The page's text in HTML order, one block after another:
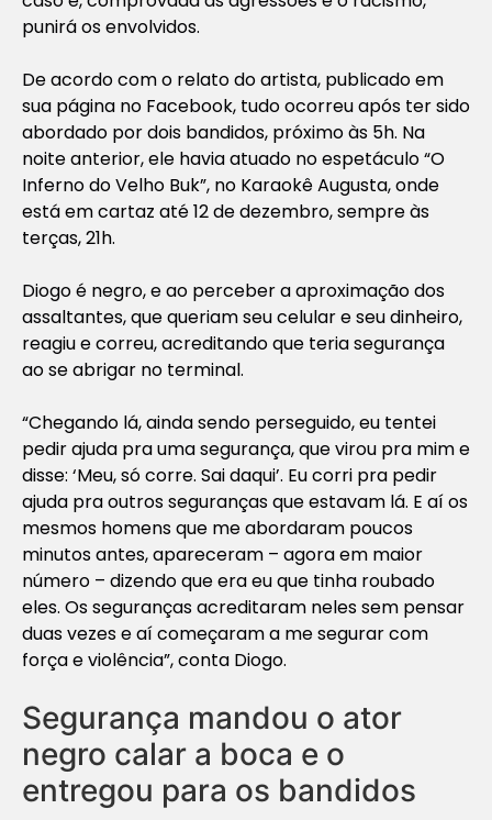
punirá os envolvidos.
De acordo com o relato do artista, publicado em
sua página no Facebook, tudo ocorreu após ter sido
abordado por dois bandidos, próximo às 5h. Na
noite anterior, ele havia atuado no espetáculo “O
Inferno do Velho Buk”, no Karaokê Augusta, onde
está em cartaz até 12 de dezembro, sempre às
terças, 21h.
Diogo é negro, e ao perceber a aproximação dos
assaltantes, que queriam seu celular e seu dinheiro,
reagiu e correu, acreditando que teria segurança
ao se abrigar no terminal.
“Chegando lá, ainda sendo perseguido, eu tentei
pedir ajuda pra uma segurança, que virou pra mim e
disse: ‘Meu, só corre. Sai daqui’. Eu corri pra pedir
ajuda pra outros seguranças que estavam lá. E aí os
mesmos homens que me abordaram poucos
minutos antes, apareceram – agora em maior
número – dizendo que era eu que tinha roubado
eles. Os seguranças acreditaram neles sem pensar
duas vezes e aí começaram a me segurar com
força e violência”, conta Diogo.
Segurança mandou o ator
negro calar a boca e o
entregou para os bandidos